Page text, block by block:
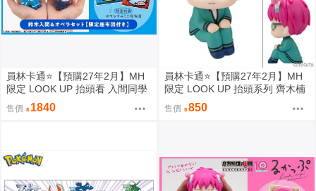
員林卡通⭐️【預購27年2月】MH
限定 LOOK UP 抬頭看 入間同學
入魔了！鈴木入間 歐佩拉 套組附
特典 0813
售價 1840
員林卡通⭐️【預購27年2月】MH
限定 LOOK UP 抬頭系列 齊木楠
雄的災難 齊木楠雄 0813
售價 850